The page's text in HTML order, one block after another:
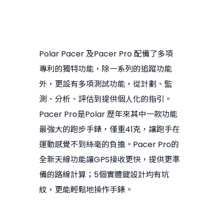
Polar Pacer 及Pacer Pro 配備了多項
專利的獨特功能，除一系列的追蹤功能
外，更設有多項測試功能，從計劃、監
測、分析、評估到提供個人化的指引。
Pacer Pro是Polar 歷年來其中一款功能
最強大的跑步手錶，僅重41克，讓跑手在
運動感覺不到絲毫的負擔。Pacer Pro的
全新天線功能讓GPS接收更快，提供更準
備的路線計算；5個實體鍵設計均有坑
紋，更能輕鬆地操作手錶。